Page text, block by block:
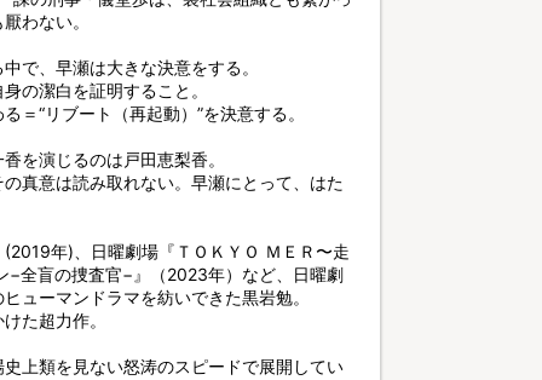
わない。
で、早瀬は大きな決意をする。
の潔白を証明すること。
＝“リブート（再起動）”を決意する。
を演じるのは戸田恵梨香。
真意は読み取れない。早瀬にとって、はた
年)、日曜劇場『ＴＯＫＹＯ ＭＥＲ〜走
−全盲の捜査官−』（2023年）など、日曜劇
ューマンドラマを紡いできた黒岩勉。
た超力作。
上類を見ない怒涛のスピードで展開してい